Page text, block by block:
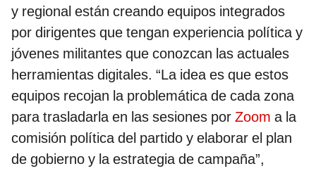
y regional están creando equipos integrados
por dirigentes que tengan experiencia política y
jóvenes militantes que conozcan las actuales
herramientas digitales. “La idea es que estos
equipos recojan la problemática de cada zona
para trasladarla en las sesiones por Zoom a la
comisión política del partido y elaborar el plan
de gobierno y la estrategia de campaña”,